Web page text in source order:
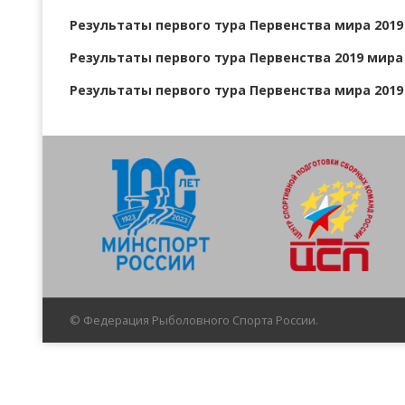
Результаты первого тура Первенства мира
Результаты первого тура Первенства 2019
Результаты первого тура Первенства мира
© Федерация Рыболовного Спорта России.
Всероссийские правила